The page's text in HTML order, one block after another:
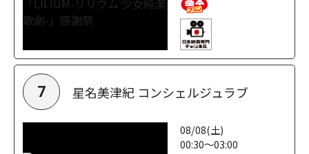
7 星名美津紀 コンシェルジュラブ
08/08(土)
00:30～03:00